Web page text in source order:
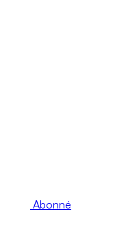
Abonné